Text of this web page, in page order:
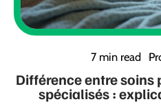
7 min read
Différence entre
spécialisés :